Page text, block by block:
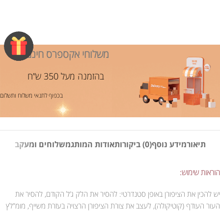
משלוחי אקספרס חינם!
בהזמנה מעל 350 ש”ח
בכפוף לתנאי משלוח ותשלום
תיאורמידע נוסף(0) ביקורות אודות המותגמשלוחים ומעקב
הוראות שימוש:
יש להכין את הציפורן באופן סטנדרטי: להסיר את הלק ג’ל הקודם, להסיר את
העור העודף (קוטיקולה), לעצב את צורת הציפורן הרצויה בעזרת משייף, מומ”לץ